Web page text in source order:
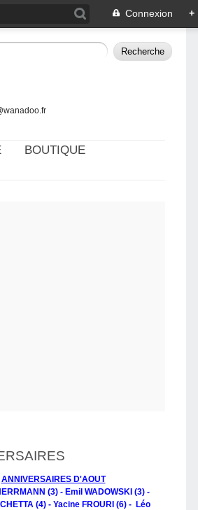
Connexion +
BOUTIQUE
ANNIVERSAIRES D'AOUT
(3) - Emil WADOWSKI (3) -
(4) - Yacine FROURI (6) - Léo